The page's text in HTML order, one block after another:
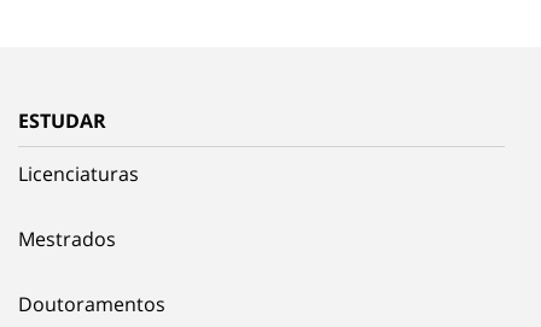
ESTUDAR
Licenciaturas
Mestrados
Doutoramentos